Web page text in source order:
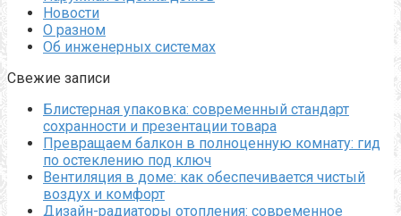
Новости
О разном
Об инженерных системах
Свежие записи
Блистерная упаковка: современный стандарт
сохранности и презентации товара
Превращаем балкон в полноценную комнату: гид
по остеклению под ключ
Вентиляция в доме: как обеспечивается чистый
воздух и комфорт
Дизайн-радиаторы отопления: современное